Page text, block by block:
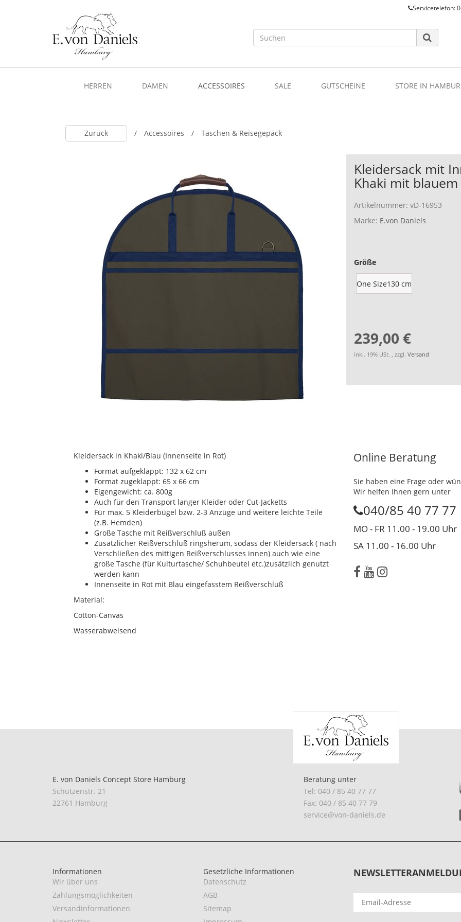
Servicetelefon:
HERREN DAMEN ACCESSOIRES SALE GUTSCHEINE STORE IN
Zurück Accessoires Taschen & Reisegepäck
Kleidersack mit
Khaki mit blauem
Artikelnummer: vD-16953
Marke: E.von Daniels
Größe
One Size130 cm
239,00 €
inkl. 19% USt. , zzgl. Versand
Kleidersack in Khaki/Blau (Innenseite in Rot)
Format aufgeklappt: 132 x 62 cm
Format zugeklappt: 65 x 66 cm
Eigengewicht: ca. 800g
Auch für den Transport langer Kleider oder Cut-Jacketts
Für max. 5 Kleiderbügel bzw. 2-3 Anzüge und weitere leichte Teile
(z.B. Hemden)
Große Tasche mit Reißverschluß außen
Zusätzlicher Reißverschluß ringsherum, sodass der Kleidersack ( nach
Verschließen des mittigen Reißverschlusses innen) auch wie eine
große Tasche (für Kulturtasche/ Schuhbeutel etc.)zusätzlich genutzt
werden kann
Innenseite in Rot mit Blau eingefasstem Reißverschluß
Material:
Cotton-Canvas
Wasserabweisend
Online Beratung
Sie haben eine Frage oder
Wir helfen Ihnen gern unter
040/85 40 77 77
MO - FR 11.00 - 19.00 Uhr
SA 11.00 - 16.00 Uhr
E. von Daniels Concept Store Hamburg
Schützenstr. 21
22761 Hamburg
Beratung unter
Tel: 040 / 85 40 77 77
Fax: 040 / 85 40 77 79
service@von-daniels.de
Informationen
Wir über uns
Zahlungsmöglichkeiten
Versandinformationen
Gesetzliche Informationen
Datenschutz
AGB
Sitemap